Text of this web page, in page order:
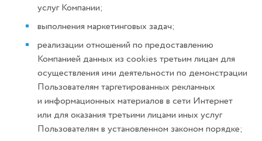
услуг Компании;
выполнения маркетинговых задач;
реализации отношений по предоставлению
Компанией данных из cookies третьим лицам для
осуществления ими деятельности по демонстрации
Пользователям таргетированных рекламных
и информационных материалов в сети Интернет
или для оказания третьими лицами иных услуг
Пользователям в установленном законом порядке;